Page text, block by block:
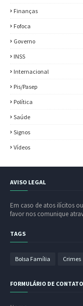
Finanças
Fofoca
Governo
INSS
Internacional
Pis/Pasep
Política
Saúde
Signos
Vídeos
AVISO LEGAL
Em caso de atos ilícitos
favor nos comunique
TAGS
Bolsa Família Crimes
FORMULÁRIO DE CONTATO